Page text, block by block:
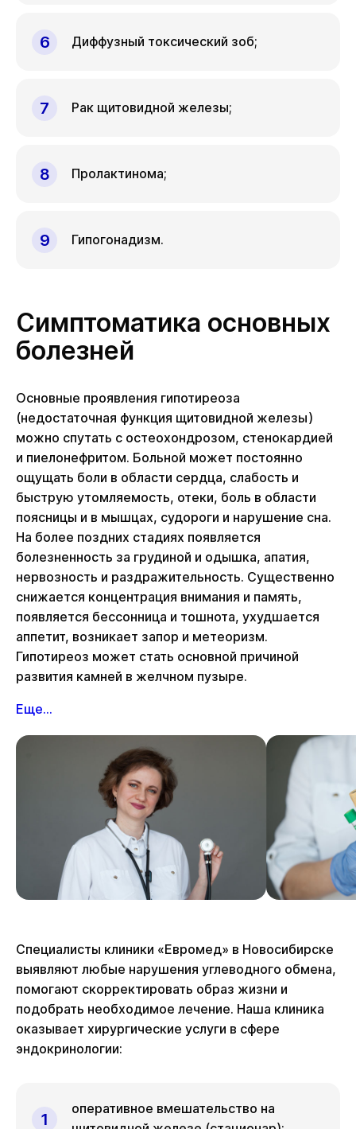
Диффузный токсический зоб;
Рак щитовидной железы;
Пролактинома;
Гипогонадизм.
Симптоматика основных
болезней
Основные проявления гипотиреоза
(недостаточная функция щитовидной железы)
можно спутать с остеохондрозом, стенокардией
и пиелонефритом. Больной может постоянно
ощущать боли в области сердца, слабость и
быструю утомляемость, отеки, боль в области
поясницы и в мышцах, судороги и нарушение сна.
На более поздних стадиях появляется
болезненность за грудиной и одышка, апатия,
нервозность и раздражительность. Существенно
снижается концентрация внимания и память,
появляется бессонница и тошнота, ухудшается
аппетит, возникает запор и метеоризм.
Гипотиреоз может стать основной причиной
развития камней в желчном пузыре.
Еще...
Специалисты клиники «Евромед» в Новосибирске
выявляют любые нарушения углеводного обмена,
помогают скорректировать образ жизни и
подобрать необходимое лечение. Наша клиника
оказывает хирургические услуги в сфере
эндокринологии:
оперативное вмешательство на